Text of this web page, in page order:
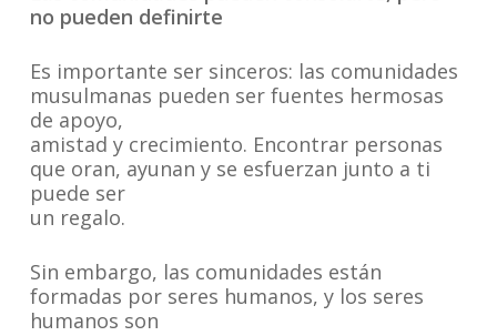
no pueden definirte
Es importante ser sinceros: las comunidades
musulmanas pueden ser fuentes hermosas
de apoyo,
amistad y crecimiento. Encontrar personas
que oran, ayunan y se esfuerzan junto a ti
puede ser
un regalo.
Sin embargo, las comunidades están
formadas por seres humanos, y los seres
humanos son